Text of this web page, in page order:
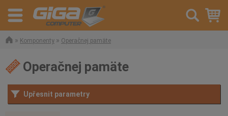
» Komponenty » Operačnej pamäte
Operačnej pamäte
Upřesnit parametry